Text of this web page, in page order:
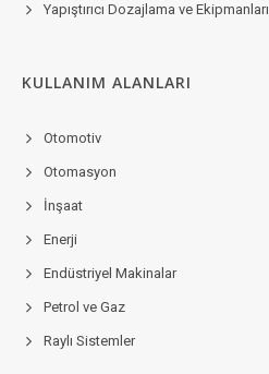
Yapıştırıcı Dozajlama ve Ekipmanları
KULLANIM ALANLARI
Otomotiv
Otomasyon
İnşaat
Enerji
Endüstriyel Makinalar
Petrol ve Gaz
Raylı Sistemler